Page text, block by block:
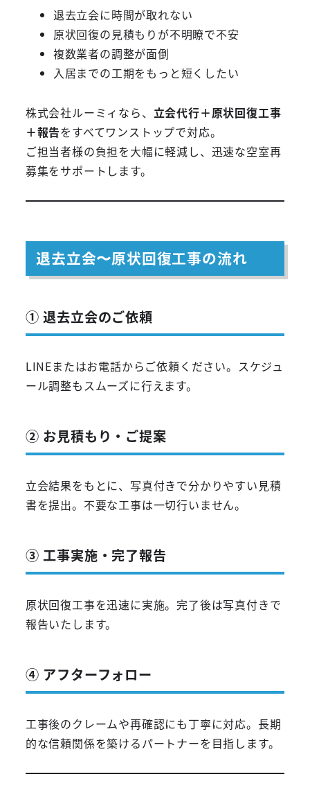
退去立会に時間が取れない
原状回復の見積もりが不明瞭で不安
複数業者の調整が面倒
入居までの工期をもっと短くしたい
株式会社ルーミィなら、 立会代行＋原状回復工事
＋報告をすべてワンストップで対応。
ご担当者様の負担を大幅に軽減し、迅速な空室再
募集をサポートします。
退去立会〜原状回復工事の流れ
① 退去立会のご依頼
LINEまたはお電話からご依頼ください。スケジュ
ール調整もスムーズに行えます。
② お見積もり・ご提案
立会結果をもとに、写真付きで分かりやすい見積
書を提出。不要な工事は一切行いません。
③ 工事実施・完了報告
原状回復工事を迅速に実施。完了後は写真付きで
報告いたします。
④ アフターフォロー
工事後のクレームや再確認にも丁寧に対応。長期
的な信頼関係を築けるパートナーを目指します。